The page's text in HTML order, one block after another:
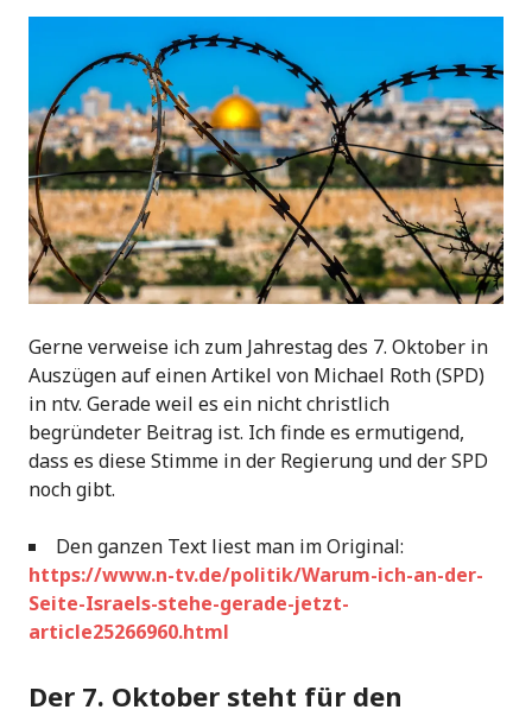
Gerne verweise ich zum Jahrestag des 7. Oktober in
Auszügen auf einen Artikel von Michael Roth (SPD)
in ntv. Gerade weil es ein nicht christlich
begründeter Beitrag ist. Ich finde es ermutigend,
dass es diese Stimme in der Regierung und der SPD
noch gibt.
Den ganzen Text liest man im Original:
https://www.n-tv.de/politik/Warum-ich-an-der-
Seite-Israels-stehe-gerade-jetzt-
article25266960.html
Der 7. Oktober steht für den